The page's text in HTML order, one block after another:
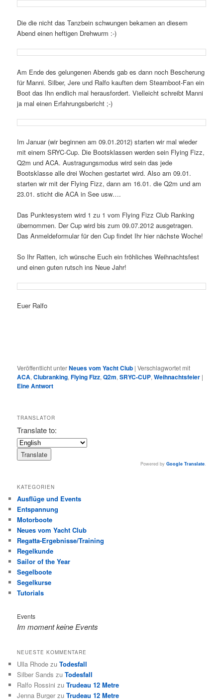
Die die nicht das Tanzbein schwungen bekamen an diesem
Abend einen heftigen Drehwurm :-)
Am Ende des gelungenen Abends gab es dann noch Bescherung
für Manni. Silber, Jere und Ralfo kauften dem Steamboot-Fan ein
Boot das Ihn endlich mal herausfordert. Vielleicht schreibt Manni
ja mal einen Erfahrungsbericht ;-)
Im Januar (wir beginnen am 09.01.2012) starten wir mal wieder
mit einem SRYC-Cup. Die Bootsklassen werden sein Flying Fizz,
Q2m und ACA. Austragungsmodus wird sein das jede
Bootsklasse alle drei Wochen gestartet wird. Also am 09.01.
starten wir mit der Flying Fizz, dann am 16.01. die Q2m und am
23.01. sticht die ACA in See usw….
Das Punktesystem wird 1 zu 1 vom Flying Fizz Club Ranking
übernommen. Der Cup wird bis zum 09.07.2012 ausgetragen.
Das Anmeldeformular für den Cup findet Ihr hier nächste Woche!
So Ihr Ratten, ich wünsche Euch ein fröhliches Weihnachtsfest
und einen guten rutsch ins Neue Jahr!
Euer Ralfo
Veröffentlicht unterNeues vom Yacht Club |Verschlagwortet mit
ACA,Clubranking,Flying Fizz,Q2m,SRYC-CUP,Weihnachtsfeier |
EineAntwort
TRANSLATOR
Translate to:
Powered by Google Translate.
KATEGORIEN
Ausflüge und Events
Entspannung
Motorboote
Neues vom Yacht Club
Regatta-Ergebnisse/Training
Regelkunde
Sailor of the Year
Segelboote
Segelkurse
Tutorials
Events
Im moment keine Events
NEUESTE KOMMENTARE
Ulla Rhode zuTodesfall
Silber Sands zuTodesfall
Ralfo Rossini zuTrudeau 12 Metre
Jenna Burger zuTrudeau 12 Metre